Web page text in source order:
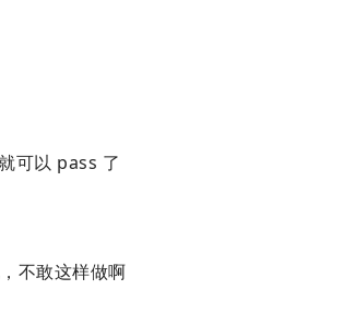
可以 pass 了
不敢这样做啊